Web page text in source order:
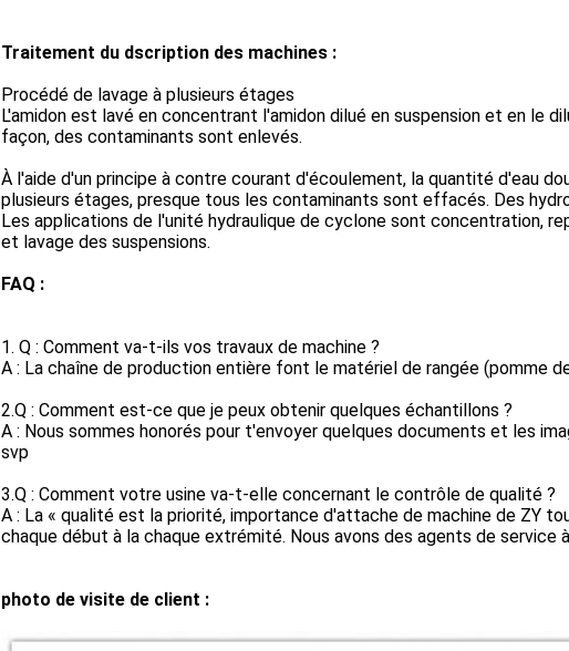
Traitement du dscription des machines :
Procédé de lavage à plusieurs étages
L'amidon est lavé en concentrant l'amidon dilué en suspension et en le
façon, des contaminants sont enlevés.
À l'aide d'un principe à contre courant d'écoulement, la quantité d'eau
plusieurs étages, presque tous les contaminants sont effacés. Des
Les applications de l'unité hydraulique de cyclone sont concentration,
et lavage des suspensions.
FAQ :
1. Q : Comment va-t-ils vos travaux de machine ?
A : La chaîne de production entière font le matériel de rangée (pomme
2.Q : Comment est-ce que je peux obtenir quelques échantillons ?
A : Nous sommes honorés pour t'envoyer quelques documents et les
svp
3.Q : Comment votre usine va-t-elle concernant le contrôle de qualité ?
A : La « qualité est la priorité, importance d'attache de machine de ZY
chaque début à la chaque extrémité. Nous avons des agents de service
photo de visite de client :